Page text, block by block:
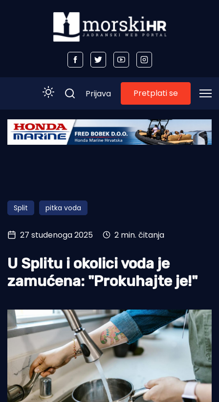
Početna
Obala
Otoci
Turizam i nautika
Pomorstvo
Ribolov
Tradicija i kultura
Prijava Pretplati se
Split pitka voda
27 studenoga 2025 2 min. čitanja
U Splitu i okolici voda je
zamućena: "Prokuhajte je!"